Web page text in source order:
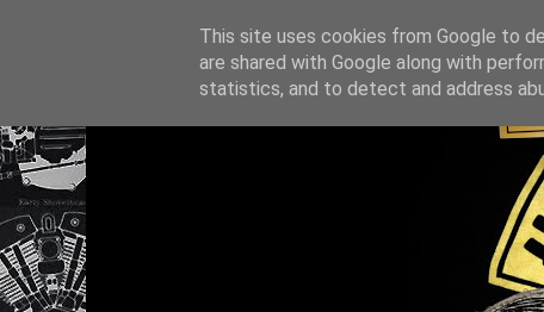
This site uses cookies from Google to
are shared with Google along with
statistics, and to detect and address